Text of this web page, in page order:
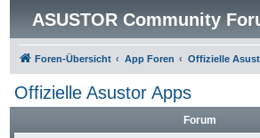
ASUSTOR Community
Foren-Übersicht App Foren Offizielle
Offizielle Asustor Apps
Forum